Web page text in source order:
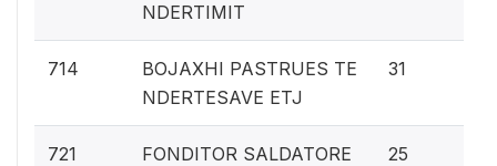
NDERTIMIT
714
BOJAXHI PASTRUES TE
NDERTESAVE ETJ
31
721
FONDITOR SALDATORE
25